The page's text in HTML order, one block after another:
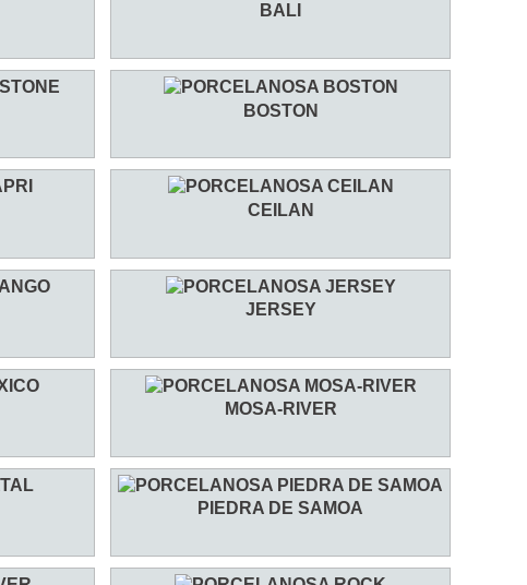
BALI
BOSTON
CEILAN
JERSEY
MOSA-RIVER
PIEDRA DE SAMOA